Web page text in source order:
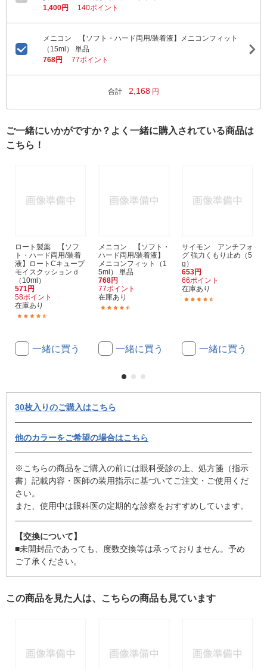
1,400円
140ポイント
メニコン 【ソフト・ハード両用/装着液】メニコンフィット
（15ml） 単品
768円
77ポイント
合計 2,168 円
ご一緒にいかがですか？よく一緒に購入されている商品は
こちら！
ロート製薬 【ソフ
ト・ハード両用/装着
液】ロートCキューブ
モイスクッションｄ
（10ml）
571円
58ポイント
在庫あり
一緒に買う
メニコン 【ソフト・
ハード両用/装着液】
メニコンフィット（1
5ml） 単品
768円
77ポイント
在庫あり
一緒に買う
サイモン アンチフォ
グ 強力くもり止め（5
g）
653円
66ポイント
在庫あり
一緒に買う
30枚入りのご購入はこちら
他のカラーをご希望の場合はこちら
※こちらの商品をご購入の前には眼科受診の上、処方箋（指示
書）記載内容・医師の装用指示に基づいてご注文・ご使用くだ
さい。
また、使用中は眼科医の定期的な診察をおすすめしています。
【交換について】
■未開封品であっても、度数交換等は承っておりません。予め
ご了承ください。
この商品を見た人は、こちらの商品も見ています